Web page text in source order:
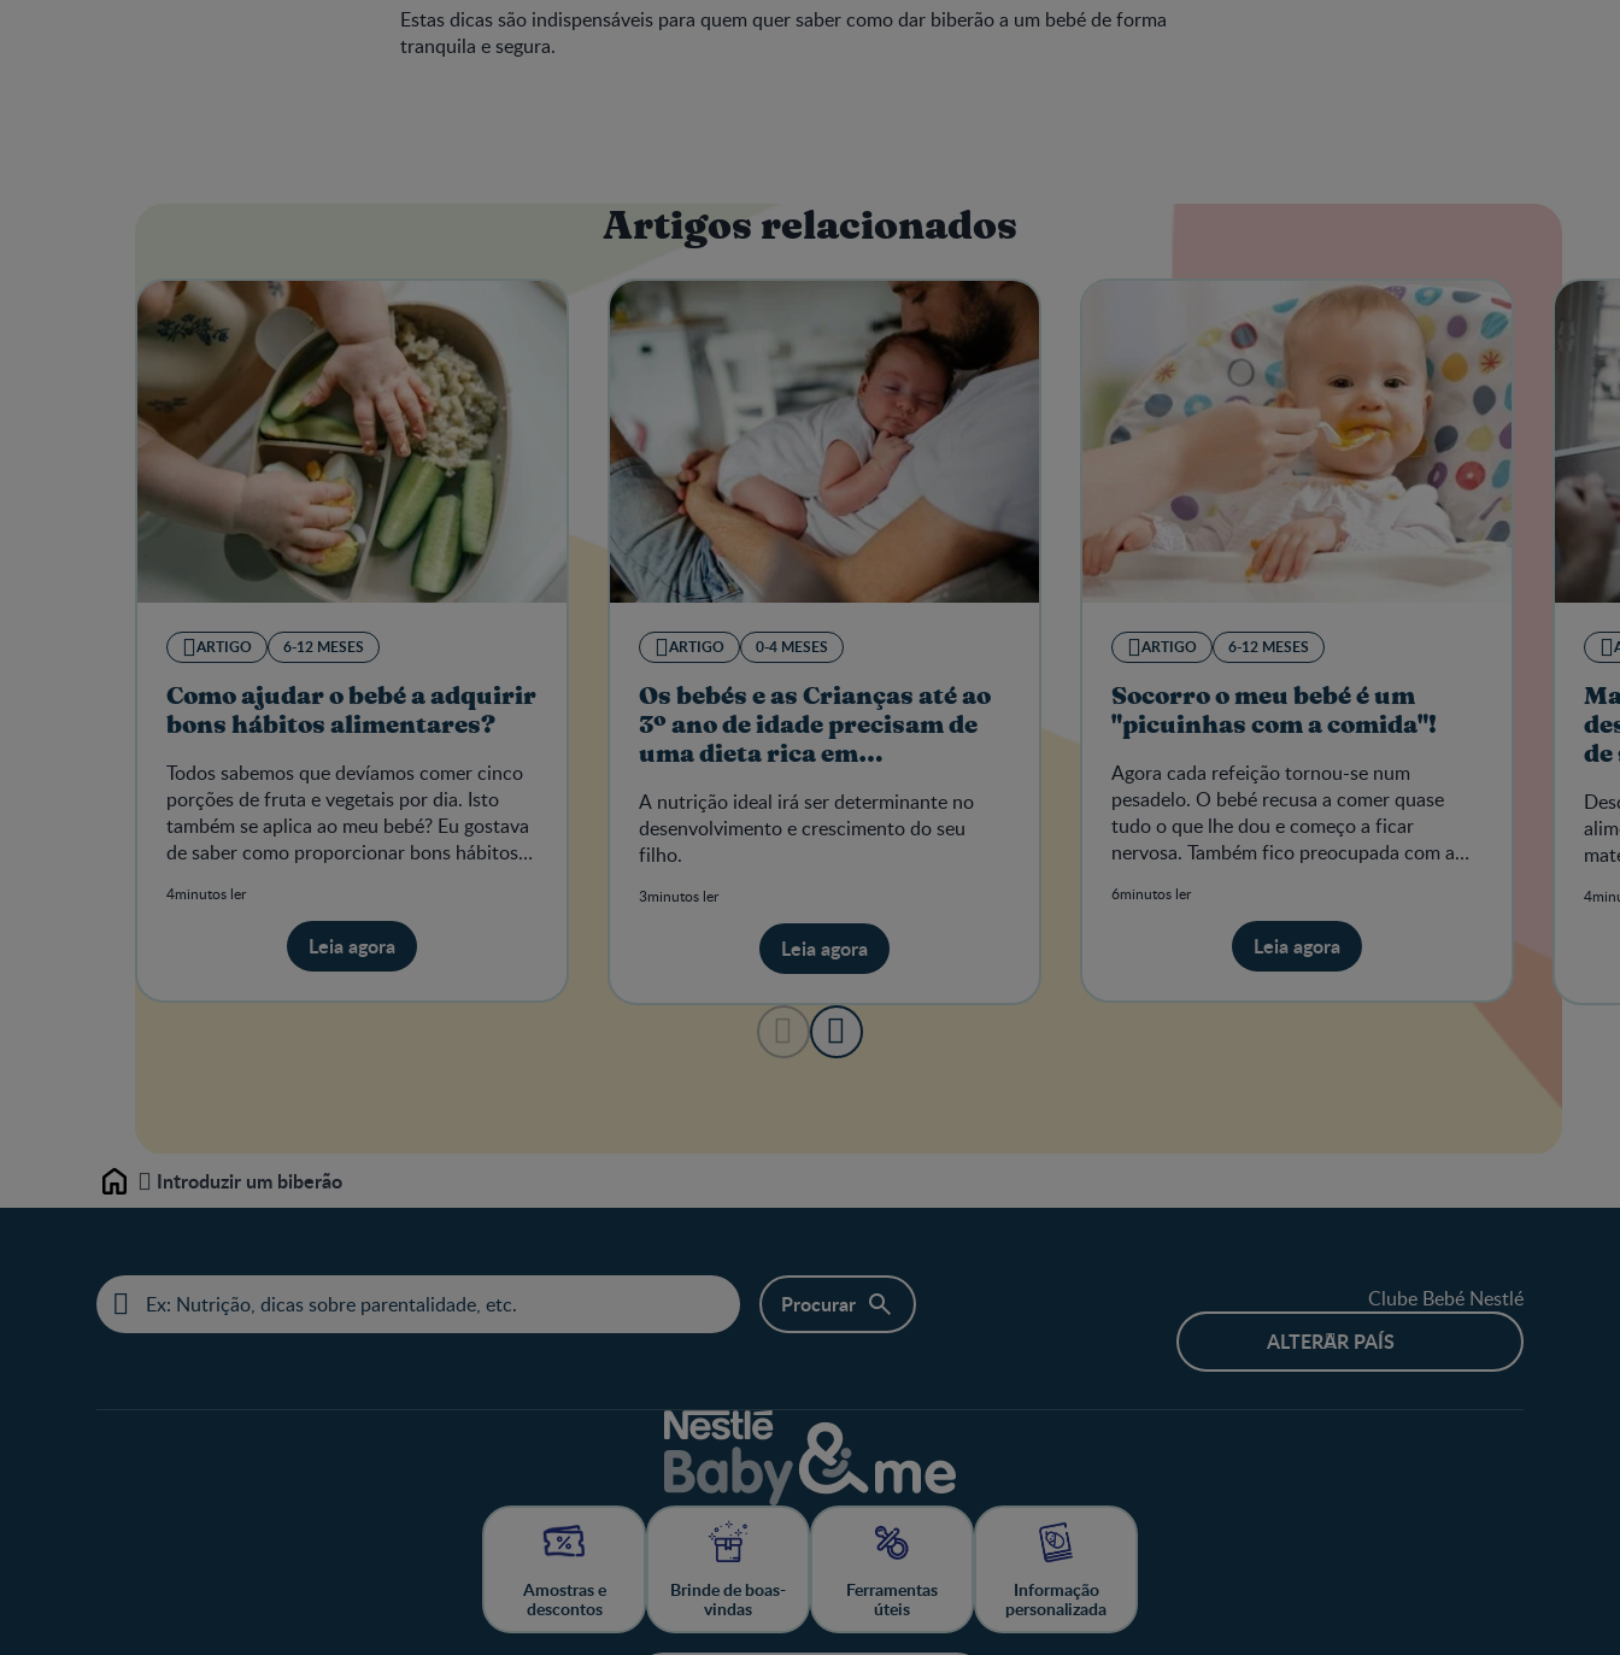
Estas dicas são indispensáveis para quem quer saber como dar biberão a um bebé de forma
tranquila e segura.
Artigos relacionados
ARTIGO 6-12 MESES
Como ajudar o bebé a adquirir
bons hábitos alimentares?
Todos sabemos que devíamos comer cinco
porções de fruta e vegetais por dia. Isto
também se aplica ao meu bebé? Eu gostava
de saber como proporcionar bons hábitos
4minutos ler
Leia agora
ARTIGO 0-4 MESES
Os bebés e as Crianças até ao
3º ano de idade precisam de
uma dieta rica em
A nutrição ideal irá ser determinante no
desenvolvimento e crescimento do seu
filho.
3minutos ler
Leia agora
ARTIGO 6-12 MESES
Socorro o meu bebé é um
"picuinhas com a comida"!
Agora cada refeição tornou-se num
pesadelo. O bebé recusa a comer quase
tudo o que lhe dou e começo a ficar
nervosa. Também fico preocupada com a
6minutos ler
Leia agora
de
Home Introduzir um biberão
Clube Bebé Nestlé
ALTERAR PAÍS
Amostras e
descontos
Brinde de boas-
vindas
Ferramentas
úteis
Informação
personalizada